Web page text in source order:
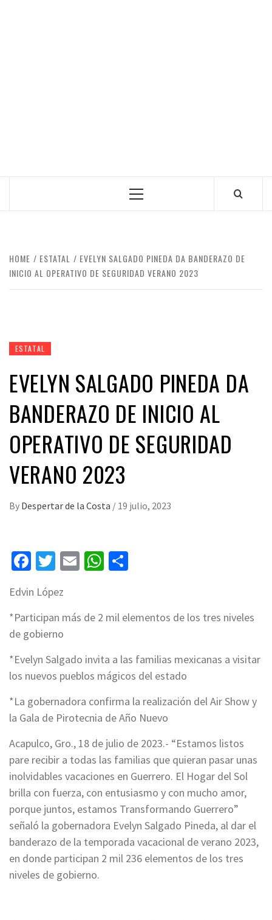
Primary
HOME ESTATAL
EVELYN SALGADO PINEDA DA BANDERAZO DE
INICIO AL OPERATIVO DE SEGURIDAD VERANO 2023
ESTATAL
EVELYN SALGADO PINEDA DA
BANDERAZO DE INICIO AL
OPERATIVO DE SEGURIDAD
VERANO 2023
By Despertar de la Costa / 19 julio, 2023
Facebook
Twitter
EmailWhatsApp
Edvin López
*Participan más de 2 mil elementos de los tres niveles
de gobierno
*Evelyn Salgado invita a las familias mexicanas a visitar
los nuevos pueblos mágicos del estado
*La gobernadora confirma la realización del Air Show y
la Gala de Pirotecnia de Año Nuevo
Acapulco, Gro., 18 de julio de 2023.- “Estamos listos
pare recibir a todas las familias que quieran pasar unas
inolvidables vacaciones en Guerrero. El Hogar del Sol
brilla con fuerza, con entusiasmo y con mucho amor,
porque juntos, estamos Transformando Guerrero”
señaló la gobernadora Evelyn Salgado Pineda, al dar el
banderazo de la temporada vacacional de verano 2023,
en donde participan 2 mil 236 elementos de los tres
niveles de gobierno.